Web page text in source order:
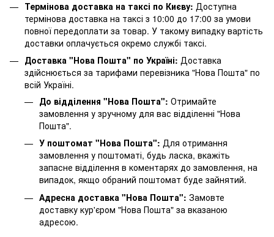
Термінова доставка на таксі по Києву: Доступна
термінова доставка на таксі з 10:00 до 17:00 за умови
повної передоплати за товар. У такому випадку вартість
доставки оплачується окремо службі таксі.
Доставка "Нова Пошта" по Україні: Доставка
здійснюється за тарифами перевізника "Нова Пошта" по
всій Україні.
До відділення "Нова Пошта": Отримайте
замовлення у зручному для вас відділенні "Нова
Пошта".
У поштомат "Нова Пошта": Для отримання
замовлення у поштоматі, будь ласка, вкажіть
запасне відділення в коментарях до замовлення, на
випадок, якщо обраний поштомат буде зайнятий.
Адресна доставка "Нова Пошта": Замовте
доставку кур'єром "Нова Пошта" за вказаною
адресою.